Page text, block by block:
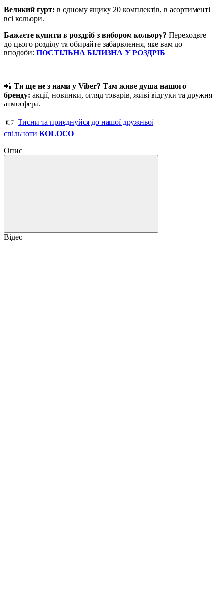
Великий гурт: в одному ящику 20 комплектів, в асортименті
всі кольори.
Бажаєте купити в роздріб з вибором кольору? Переходьте
до цього розділу та обирайте забарвлення, яке вам до
вподоби: ПОСТІЛЬНА БІЛИЗНА У РОЗДРІБ
📲 Ти ще не з нами у Viber? Там живе душа нашого
бренду: акції, новинки, огляд товарів, живі відгуки та дружня
атмосфера.
👉 Тисни та приєднуйся до нашої дружньої
спільноти KOLOCO
Опис
Відео